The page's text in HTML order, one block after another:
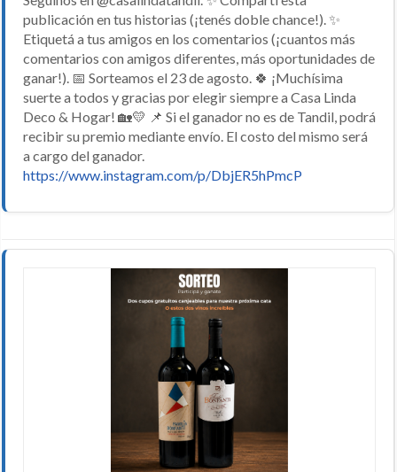
publicación en tus historias (¡tenés doble chance!). ✨
Etiquetá a tus amigos en los comentarios (¡cuantos más
comentarios con amigos diferentes, más oportunidades de
ganar!). 📅 Sorteamos el 23 de agosto. 🍀 ¡Muchísima
suerte a todos y gracias por elegir siempre a Casa Linda
Deco & Hogar! 🏡💛 📌 Si el ganador no es de Tandil, podrá
recibir su premio mediante envío. El costo del mismo será
a cargo del ganador.
https://www.instagram.com/p/DbjER5hPmcP